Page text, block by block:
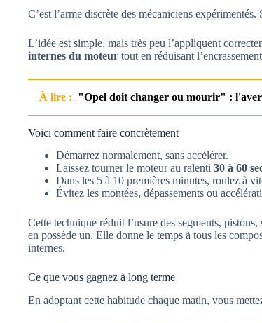
C’est l’arme discrète des mécaniciens expérimentés.
L’idée est simple, mais très peu l’appliquent
internes du moteur tout en réduisant
À lire : "Opel doit changer ou mourir" :
Voici comment faire concrètement
Démarrez normalement, sans accélérer.
Laissez tourner le moteur au ralenti 30 à 60
Dans les 5 à 10 premières minutes, roulez à
Évitez les montées, dépassements ou
Cette technique réduit l’usure des segments,
en possède un. Elle donne le temps à tous les
internes.
Ce que vous gagnez à long terme
En adoptant cette habitude chaque matin, vous